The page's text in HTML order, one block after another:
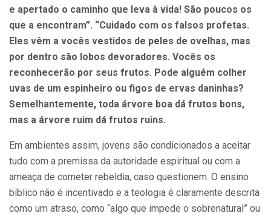
e apertado o caminho que leva à vida! São poucos os
que a encontram”. “Cuidado com os falsos profetas.
Eles vêm a vocês vestidos de peles de ovelhas, mas
por dentro são lobos devoradores. Vocês os
reconhecerão por seus frutos. Pode alguém colher
uvas de um espinheiro ou figos de ervas daninhas?
Semelhantemente, toda árvore boa dá frutos bons,
mas a árvore ruim dá frutos ruins.
Em ambientes assim, jovens são condicionados a aceitar
tudo com a premissa da autoridade espiritual ou com a
ameaça de cometer rebeldia, caso questionem. O ensino
bíblico não é incentivado e a teologia é claramente descrita
como um atraso, como “algo que impede o sobrenatural” ou